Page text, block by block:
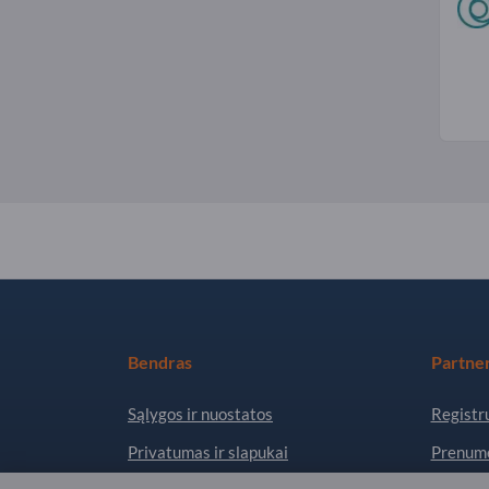
Bendras
Sąlygos ir nuostatos
Privatumas ir slapukai